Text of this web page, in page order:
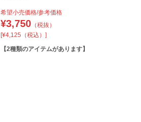
希望小売価格/参考価格
¥3,750（税抜）
[¥4,125（税込）]
【2種類のアイテムがあります】